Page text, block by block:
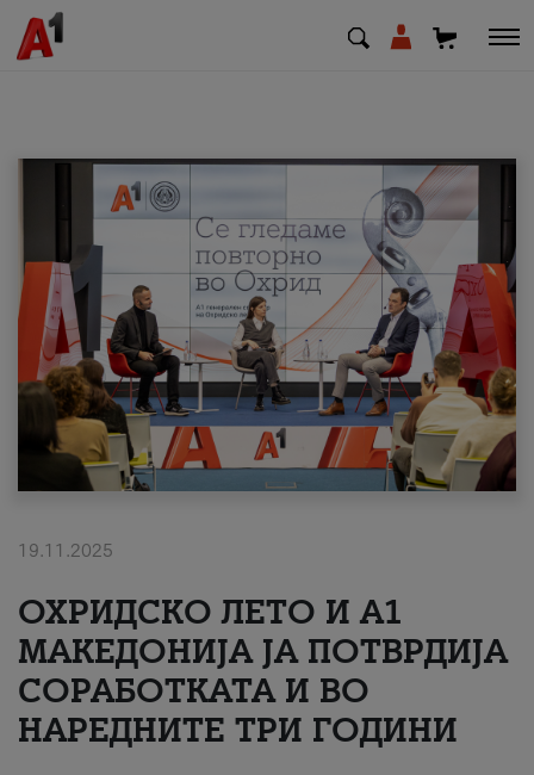
МК SQ
Приватни Деловни
Поддршка
Надополни кредит
#ПодобарОнлајн
19.11.2025
ОХРИДСКО ЛЕТО И A1
МАКЕДОНИЈА ЈА ПОТВРДИЈА
СОРАБОТКАТА И ВО
НАРЕДНИТЕ ТРИ ГОДИНИ